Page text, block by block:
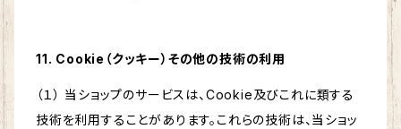
11. Cookie（クッキー）その他の技術の利用
（１） 当ショップのサービスは、Cookie及びこれに類する
技術を利用することがあります。これらの技術は、当ショッ